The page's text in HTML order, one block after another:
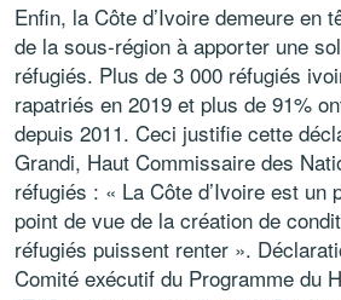
Enfin, la Côte d’Ivoire demeure en
de la sous-région à apporter une
réfugiés. Plus de 3 000 réfugiés
rapatriés en 2019 et plus de 91%
depuis 2011. Ceci justifie cette
Grandi, Haut Commissaire des
réfugiés : « La Côte d’Ivoire est un
point de vue de la création de
réfugiés puissent renter ».
Comité exécutif du Programme du